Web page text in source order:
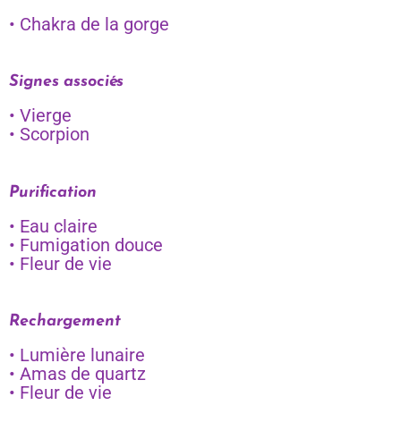
• Chakra de la gorge
Signes associés
• Vierge
• Scorpion
Purification
• Eau claire
• Fumigation douce
• Fleur de vie
Rechargement
• Lumière lunaire
• Amas de quartz
• Fleur de vie